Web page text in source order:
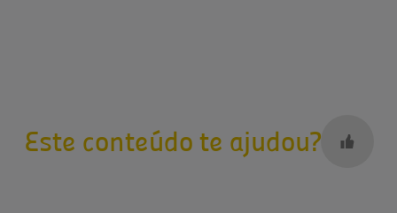
Este conteúdo te ajudou?